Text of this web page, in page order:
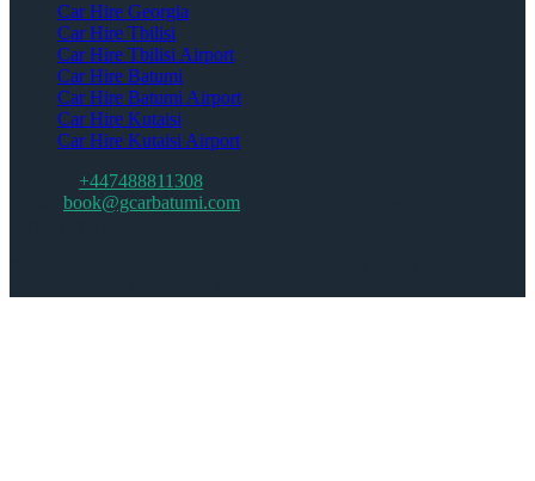
Car Hire Georgia
Car Hire Tbilisi
Car Hire Tbilisi Airport
Car Hire Batumi
Car Hire Batumi Airport
Car Hire Kutaisi
Car Hire Kutaisi Airport
+447488811308
book@gcarbatumi.com